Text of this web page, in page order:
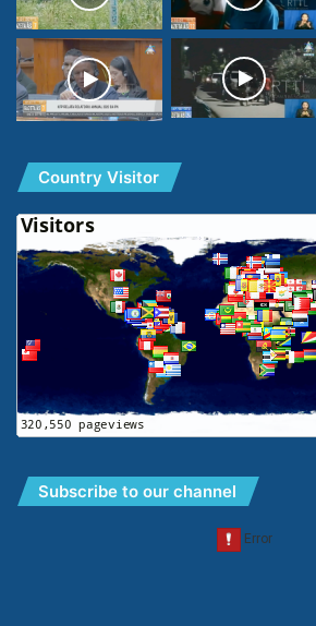
Country Visitor
Subscribe to our channel